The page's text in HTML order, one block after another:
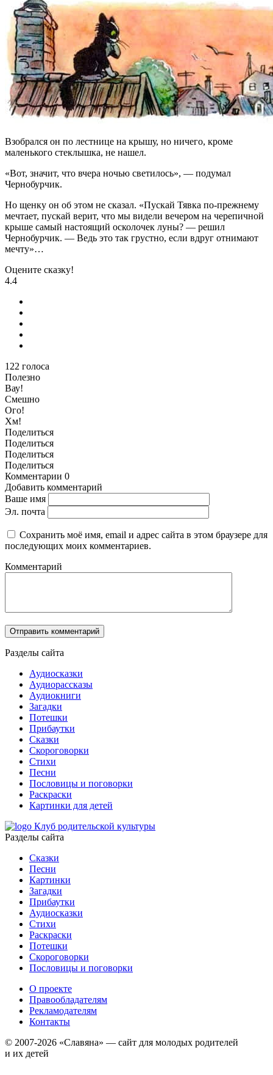
Взобрался он по лестнице на крышу, но ничего, кроме
маленького стеклышка, не нашел.
«Вот, значит, что вчера ночью светилось», — подумал
Чернобурчик.
Но щенку он об этом не сказал. «Пускай Тявка по-прежнему
мечтает, пускай верит, что мы видели вечером на черепичной
крыше самый настоящий осколочек луны? — решил
Чернобурчик. — Ведь это так грустно, если вдруг отнимают
мечту»…
Оцените сказку!
4.4
122 голоса
Полезно
Вау!
Смешно
Ого!
Хм!
Поделиться
Поделиться
Поделиться
Поделиться
Комментарии 0
Добавить комментарий
Ваше имя
Эл. почта
Сохранить моё имя, email и адрес сайта в этом браузере для
последующих моих комментариев.
Комментарий
Разделы сайта
Аудиосказки
Аудиорассказы
Аудиокниги
Загадки
Потешки
Прибаутки
Сказки
Скороговорки
Стихи
Песни
Пословицы и поговорки
Раскраски
Картинки для детей
Клуб родительской культуры
Разделы сайта
Сказки
Песни
Картинки
Загадки
Прибаутки
Аудиосказки
Стихи
Раскраски
Потешки
Скороговорки
Пословицы и поговорки
О проекте
Правообладателям
Рекламодателям
Контакты
© 2007-2026 «Славяна» — сайт для молодых родителей
и их детей